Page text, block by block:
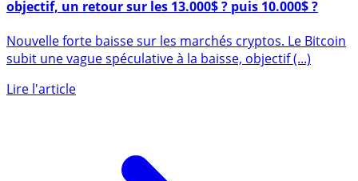
objectif, un retour sur les 13.000$ ? puis 10.000$ ?
subit une vague spéculative à la baisse, objectif (...)